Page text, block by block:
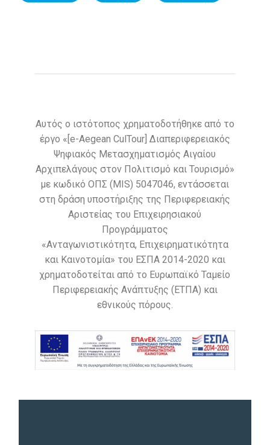
Αυτός ο ιστότοπος χρηματοδοτήθηκε από το
έργο «[e-Aegean CulTour] Διαπεριφερειακός
Ψηφιακός Μετασχηματισμός Αιγαίου
Αρχιπελάγους στον Πολιτισμό και Τουρισμό»
με κωδικό ΟΠΣ (MIS) 5047046, εντάσσεται
στη δράση υποστήριξης της Περιφερειακής
Αριστείας του Επιχειρησιακού
Προγράμματος
«Ανταγωνιστικότητα, Επιχειρηματικότητα
και Καινοτομία» του ΕΣΠΑ 2014-2020 και
χρηματοδοτείται από το Ευρωπαϊκό Ταμείο
Περιφερειακής Ανάπτυξης (ΕΤΠΑ) και
εθνικούς πόρους.